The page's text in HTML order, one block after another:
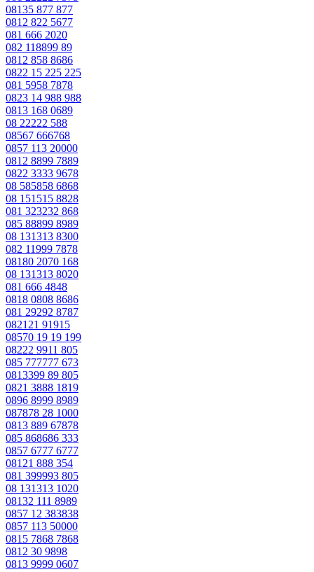
08135 877 877
0812 822 5677
081 666 2020
082 118899 89
0812 858 8686
0822 15 225 225
081 5958 7878
0823 14 988 988
0813 168 0689
08 22222 588
08567 666768
0857 113 20000
0812 8899 7889
0822 3333 9678
08 585858 6868
08 151515 8828
081 323232 868
085 88899 8989
08 131313 8300
082 11999 7878
08180 2070 168
08 131313 8020
081 666 4848
0818 0808 8686
081 29292 8787
082121 91915
08570 19 19 199
08222 9911 805
085 777777 673
0813399 89 805
0821 3888 1819
0896 8999 8989
087878 28 1000
0813 889 67878
085 868686 333
0857 6777 6777
08121 888 354
081 399993 805
08 131313 1020
08132 111 8989
0857 12 383838
0857 113 50000
0815 7868 7868
0812 30 9898
0813 9999 0607